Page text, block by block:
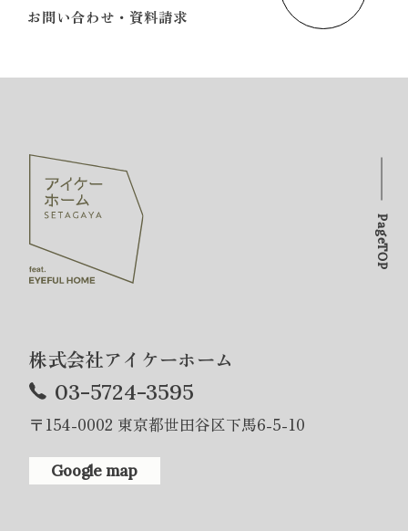
お問い合わせ・資料請求
株式会社アイケーホーム
03-5724-3595
〒154-0002 東京都世田谷区下馬6-5-10
Google map
PageTOP